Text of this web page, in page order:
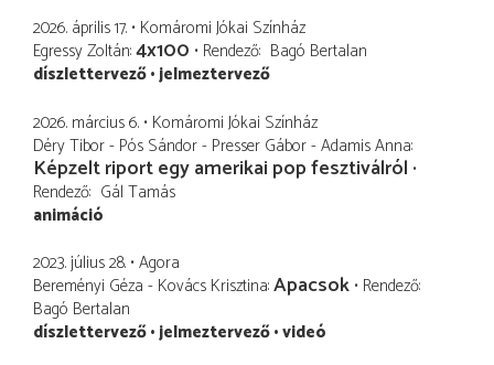
2026. április 17. Komáromi Jókai Színház
Egressy Zoltán 4x100 Rendező Bagó Bertalan
díszlettervező jelmeztervező
2026. március 6. Komáromi Jókai Színház
Déry Tibor - Pós Sándor - Presser Gábor - Adamis Anna
Képzelt riport egy amerikai pop fesztiválról
Rendező Gál Tamás
animáció
2023. július 28. Agora
Bereményi Géza - Kovács Krisztina Apacsok Rendező
Bagó Bertalan
díszlettervező jelmeztervező videó